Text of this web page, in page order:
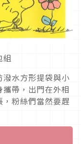
組
水方形提袋與小
帶，出門在外相
粉絲們當然要趕